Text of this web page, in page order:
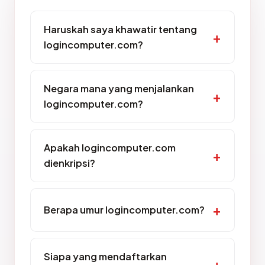
Haruskah saya khawatir tentang
logincomputer.com?
Negara mana yang menjalankan
logincomputer.com?
Apakah logincomputer.com
dienkripsi?
Berapa umur logincomputer.com?
Siapa yang mendaftarkan